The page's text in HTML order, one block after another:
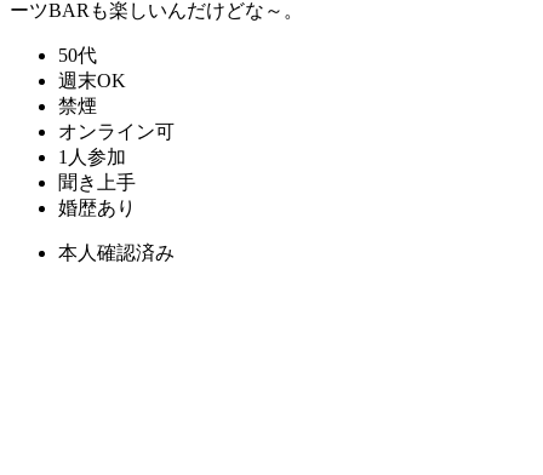
ーツBARも楽しいんだけどな～。
50代
週末OK
禁煙
オンライン可
1人参加
聞き上手
婚歴あり
本人確認済み